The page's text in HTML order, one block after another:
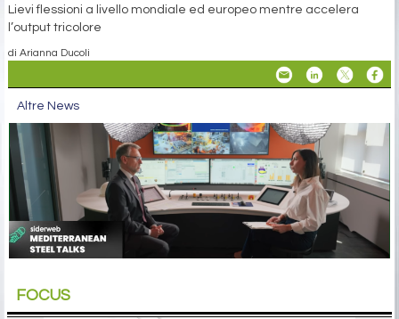
Lievi flessioni a livello mondiale ed europeo mentre accelera
l’output tricolore
di Arianna Ducoli
Altre News
FOCUS